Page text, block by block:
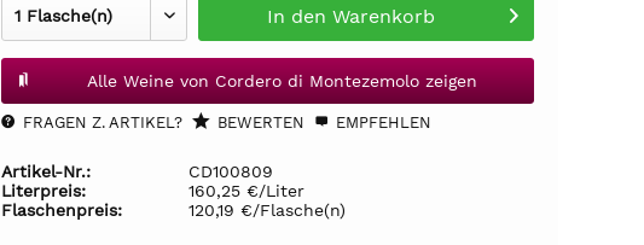
In den Warenkorb
Alle Weine von Cordero di Montezemolo zeigen
FRAGEN Z. ARTIKEL? BEWERTEN EMPFEHLEN
Artikel-Nr.:
CD100809
Literpreis:
160,25 €/Liter
Flaschenpreis:
120,19 €/Flasche(n)